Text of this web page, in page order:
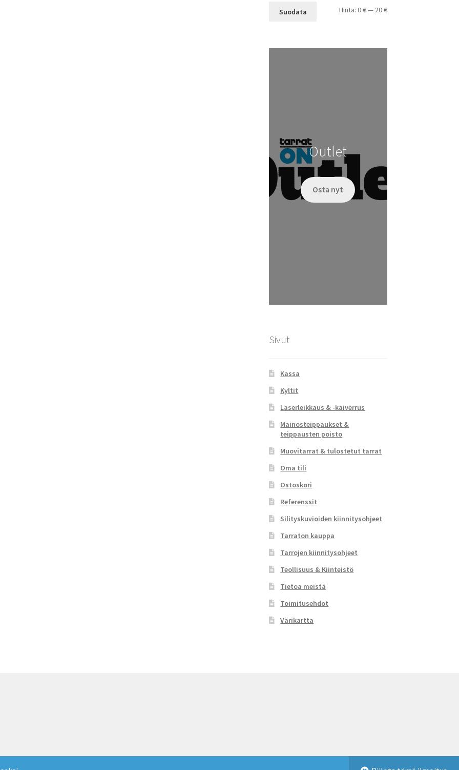
Minimihinta
Maksimihinta
Suodata Hinta: 0 €— 20 €
Outlet
Osta nyt
Sivut
Kassa
Kyltit
Laserleikkaus & -kaiverrus
Mainosteippaukset &
teippausten poisto
Muovitarrat & tulostetut tarrat
Oma tili
Ostoskori
Referenssit
Silityskuvioiden kiinnitysohjeet
Tarraton kauppa
Tarrojen kiinnitysohjeet
Teollisuus & Kiinteistö
Tietoa meistä
Toimitusehdot
Värikartta